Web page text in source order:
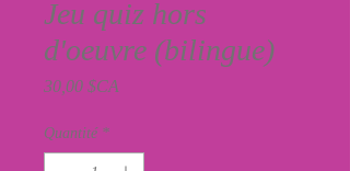
Jeu quiz hors
d'oeuvre (bilingue)
30,00 $CA
Quantité *